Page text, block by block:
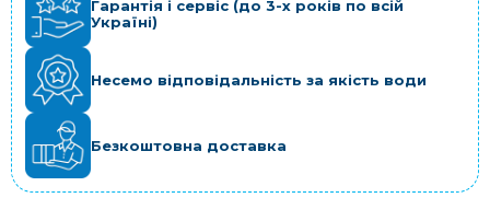
Гарантія і сервіс (до 3-х років по всій
Україні)
Несемо відповідальність за якість води
Безкоштовна доставка